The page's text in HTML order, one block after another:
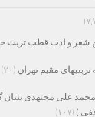
شعر و ادب قطب تربت
مقیم تهران (۲۰)
علی مجتهدی بنیان
) (۱۰۷)